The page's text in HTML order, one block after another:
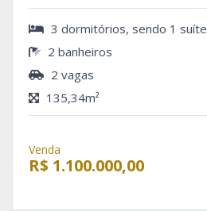
3 dormitórios, sendo 1 suíte
2 banheiros
2 vagas
135,34m²
Venda
R$ 1.100.000,00